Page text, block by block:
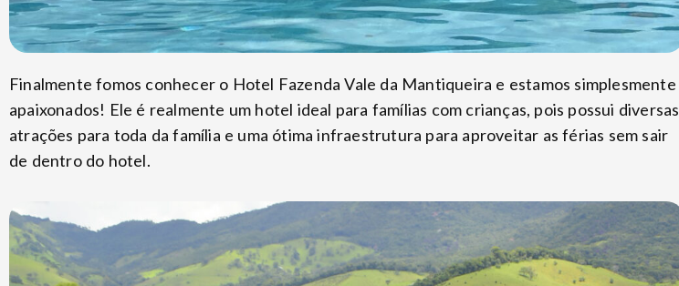
Finalmente fomos conhecer o Hotel Fazenda Vale da Mantiqueira e estamos simplesmente
apaixonados! Ele é realmente um hotel ideal para famílias com crianças, pois possui diversas
atrações para toda da família e uma ótima infraestrutura para aproveitar as férias sem sair
de dentro do hotel.